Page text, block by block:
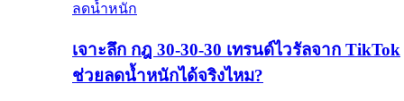
ลดน้ำหนัก
เจาะลึก กฎ 30-30-30 เทรนด์ไวรัลจาก TikTok
ช่วยลดน้ำหนักได้จริงไหม?